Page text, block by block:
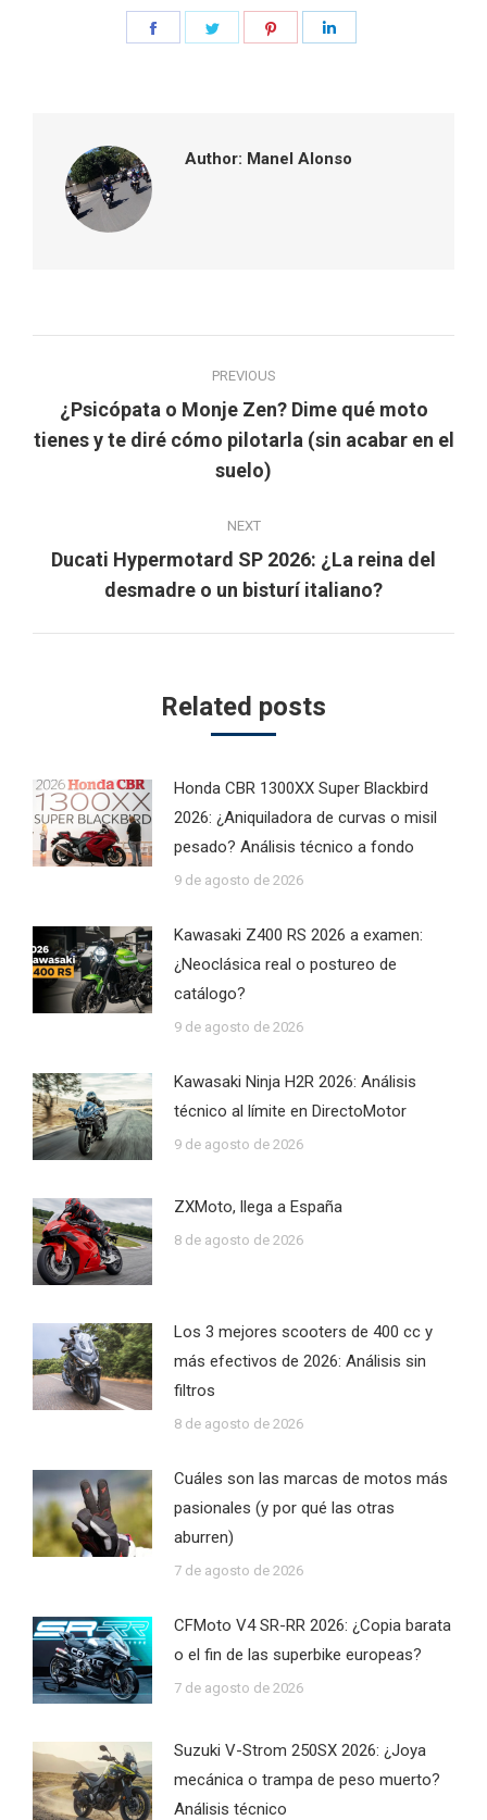
Author: Manel Alonso
navigation
PREVIOUS
Previous
post:
¿Psicópata o Monje Zen? Dime qué moto
tienes y te diré cómo pilotarla (sin acabar en el
suelo)
NEXT
Next
post:
Ducati Hypermotard SP 2026: ¿La reina del
desmadre o un bisturí italiano?
Related posts
Honda CBR 1300XX Super Blackbird
2026: ¿Aniquiladora de curvas o misil
pesado? Análisis técnico a fondo
9 de agosto de 2026
Kawasaki Z400 RS 2026 a examen:
¿Neoclásica real o postureo de
catálogo?
9 de agosto de 2026
Kawasaki Ninja H2R 2026: Análisis
técnico al límite en DirectoMotor
9 de agosto de 2026
ZXMoto, llega a España
8 de agosto de 2026
Los 3 mejores scooters de 400 cc y
más efectivos de 2026: Análisis sin
filtros
8 de agosto de 2026
Cuáles son las marcas de motos más
pasionales (y por qué las otras
aburren)
7 de agosto de 2026
CFMoto V4 SR-RR 2026: ¿Copia barata
o el fin de las superbike europeas?
7 de agosto de 2026
Suzuki V-Strom 250SX 2026: ¿Joya
mecánica o trampa de peso muerto?
Análisis técnico